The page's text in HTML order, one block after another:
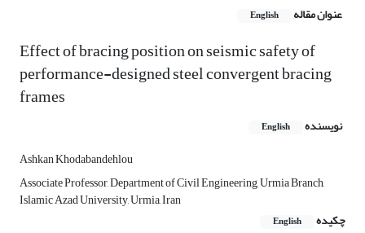
عنوان مقاله English
Effect of bracing position on seismic safety of
performance-designed steel convergent bracing
frames
نویسنده English
Ashkan Khodabandehlou
Associate Professor, Department of Civil Engineering, Urmia Branch,
Islamic Azad University, Urmia, Iran
چکیده
English